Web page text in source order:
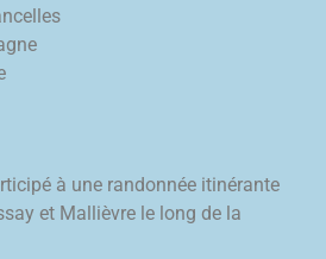
à une randonnée itinérante
et Mallièvre le long de la